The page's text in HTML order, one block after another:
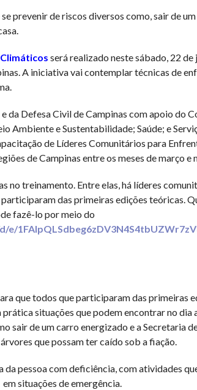
prevenir de riscos diversos como, sair de
será realizado neste sábado, 22 de
A iniciativa vai contemplar técnicas de
da Defesa Civil de Campinas com apoio do
Ambiente e Sustentabilidade; Saúde; e
de Líderes Comunitários para
de Campinas entre os meses de março e
no treinamento. Entre elas, há líderes
das primeiras edições teóricas.
fazê-lo por meio do
que todos que participaram das primeiras
situações que podem encontrar no dia
sair de um carro energizado e a Secretaria
que possam ter caído sob a fiação.
pessoa com deficiência, com atividades
situações de emergência.